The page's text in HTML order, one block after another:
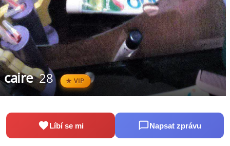
caire 28 VIP
Líbí se mi Napsat zprávu